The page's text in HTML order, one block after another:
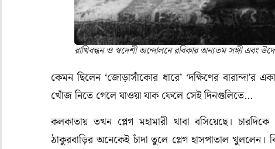
রাখিবন্ধন ও স্বদেশী অন্দোলনে রবিকার অন্যতম সঙ্গী এবং
কেমন ছিলেন ‘জোড়াসাঁকোর ধারে’‘দক্ষিণের বারান্দা’র
খোঁজ নিতে গেলে যাওয়া যাক ফেলে সেই দিনগুলিতে…
কলকাতায় তখন প্লেগ মহামারী থাবা বসিয়েছে।
ঠাকুরবাড়ির অনেকেই চাঁদা তুলে প্লেগ হাসপাতাল খুললেন।